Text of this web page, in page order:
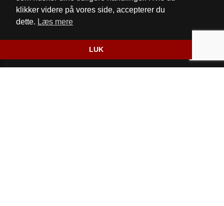
klikker videre på vores side, accepterer du
dette. Læs mere
LUK
Cookie- og privatlivspolitik